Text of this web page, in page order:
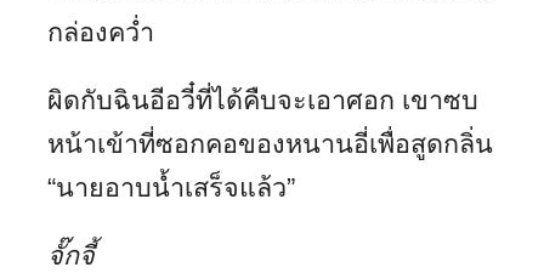
กล่องคว่ำ
ผิดกับฉินอีอวี๋ที่ได้คืบจะเอาศอก เขาซบ
หน้าเข้าที่ซอกคอของหนานอี่เพื่อสูดกลิ่น
“นายอาบน้ำเสร็จแล้ว”
จั๊กจี้